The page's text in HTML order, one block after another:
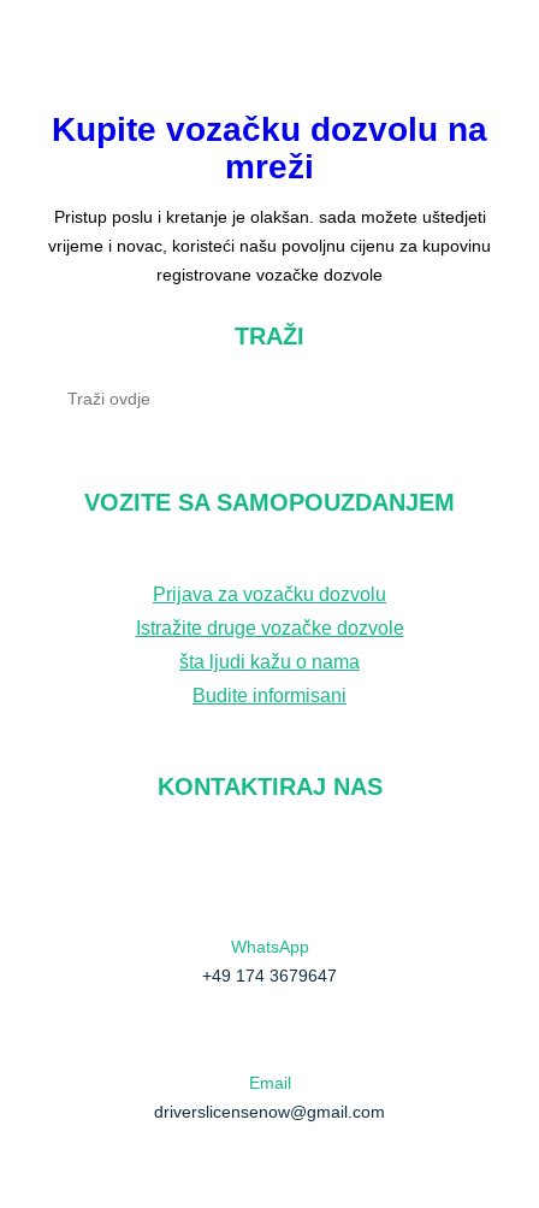
Kupite vozačku dozvolu na
mreži
Pristup poslu i kretanje je olakšan. sada možete uštedjeti
vrijeme i novac, koristeći našu povoljnu cijenu za kupovinu
registrovane vozačke dozvole
TRAŽI
VOZITE SA SAMOPOUZDANJEM
Prijava za vozačku dozvolu
Istražite druge vozačke dozvole
šta ljudi kažu o nama
Budite informisani
KONTAKTIRAJ NAS
WhatsApp
+49 174 3679647
Email
driverslicensenow@gmail.com